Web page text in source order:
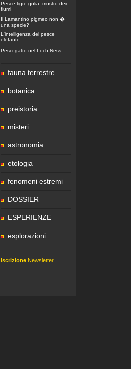
Pesce tigre golia, mostro dei
fiumi
Il Lamantino pigmeo non �
una specie?
L'intelligenza del pesce
elefante
Pesci gatto nel Loch Ness
fauna terrestre
botanica
preistoria
misteri
astronomia
etologia
fenomeni estremi
DOSSIER
ESPERIENZE
esplorazioni
Iscrizione Newsletter